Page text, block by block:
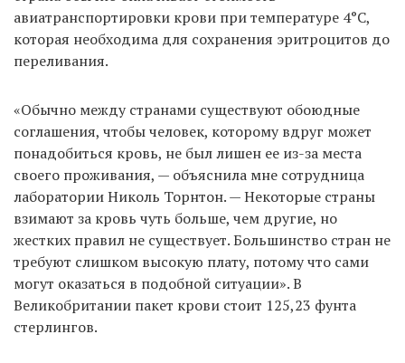
авиатранспортировки крови при температуре 4°C,
которая необходима для сохранения эритроцитов до
переливания.
«Обычно между странами существуют обоюдные
соглашения, чтобы человек, которому вдруг может
понадобиться кровь, не был лишен ее из-за места
своего проживания, — объяснила мне сотрудница
лаборатории Николь Торнтон. — Некоторые страны
взимают за кровь чуть больше, чем другие, но
жестких правил не существует. Большинство стран не
требуют слишком высокую плату, потому что сами
могут оказаться в подобной ситуации». В
Великобритании пакет крови стоит 125,23 фунта
стерлингов.